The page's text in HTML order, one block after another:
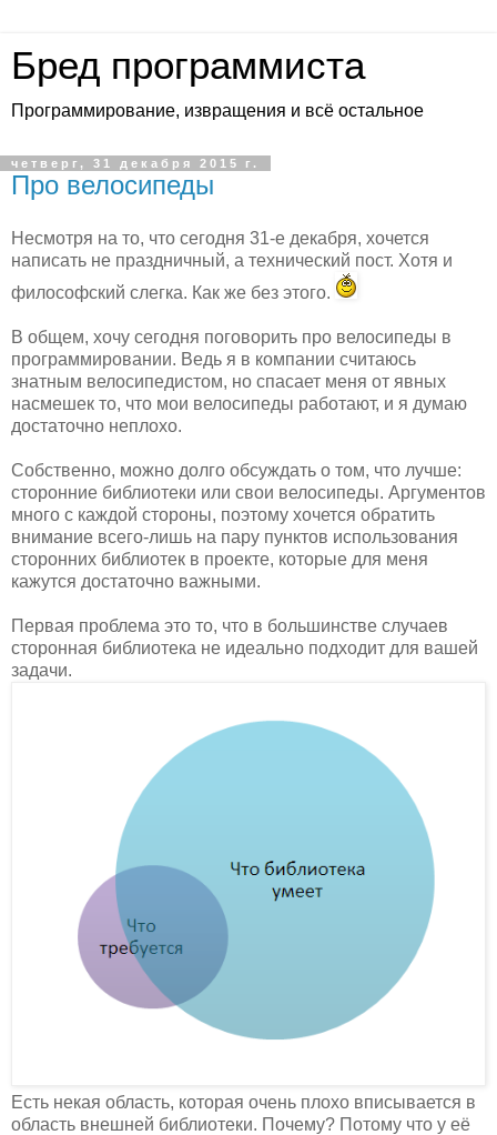
Бред программиста
Программирование, извращения и всё остальное
четверг, 31 декабря 2015 г.
Про велосипеды
Несмотря на то, что сегодня 31-е декабря, хочется
написать не праздничный, а технический пост. Хотя и
философский слегка. Как же без этого.
В общем, хочу сегодня поговорить про велосипеды в
программировании. Ведь я в компании считаюсь
знатным велосипедистом, но спасает меня от явных
насмешек то, что мои велосипеды работают, и я думаю
достаточно неплохо.
Собственно, можно долго обсуждать о том, что лучше:
сторонние библиотеки или свои велосипеды. Аргументов
много с каждой стороны, поэтому хочется обратить
внимание всего-лишь на пару пунктов использования
сторонних библиотек в проекте, которые для меня
кажутся достаточно важными.
Первая проблема это то, что в большинстве случаев
сторонная библиотека не идеально подходит для вашей
задачи.
Есть некая область, которая очень плохо вписывается в
область внешней библиотеки. Почему? Потому что у её